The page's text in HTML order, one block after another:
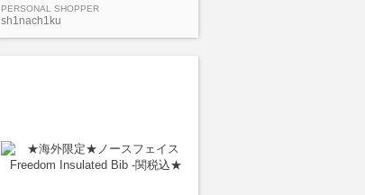
PERSONAL SHOPPER
sh1nach1ku